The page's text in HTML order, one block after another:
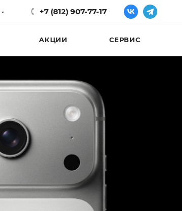
+7 (812) 907-77-17
АКЦИИ СЕРВИС